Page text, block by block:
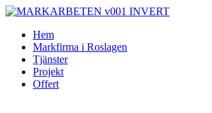
Skip
contentHem
Markfirma i Roslagen
Tjänster
Projekt
Offert